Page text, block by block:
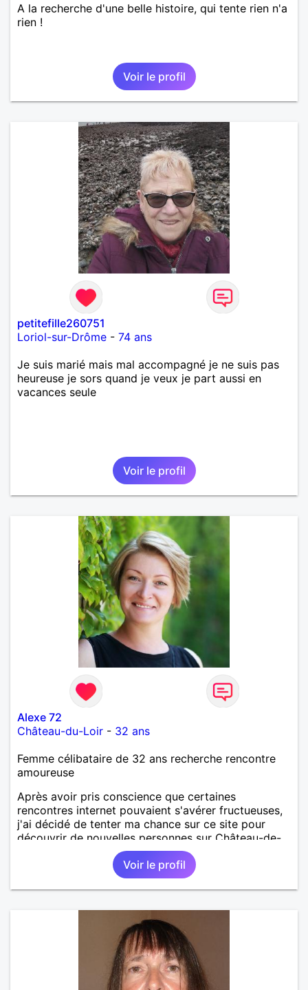
A la recherche d'une belle histoire, qui tente rien n'a
rien !
Voir le profil
petitefille260751
Loriol-sur-Drôme - 74 ans
Je suis marié mais mal accompagné je ne suis pas
heureuse je sors quand je veux je part aussi en
vacances seule
Voir le profil
Alexe 72
Château-du-Loir - 32 ans
Femme célibataire de 32 ans recherche rencontre
amoureuse
Après avoir pris conscience que certaines
rencontres internet pouvaient s'avérer fructueuses,
j'ai décidé de tenter ma chance sur ce site pour
découvrir de nouvelles personnes sur Château-de-
Loir voire Le Mans ou La Flèche !
Voir le profil